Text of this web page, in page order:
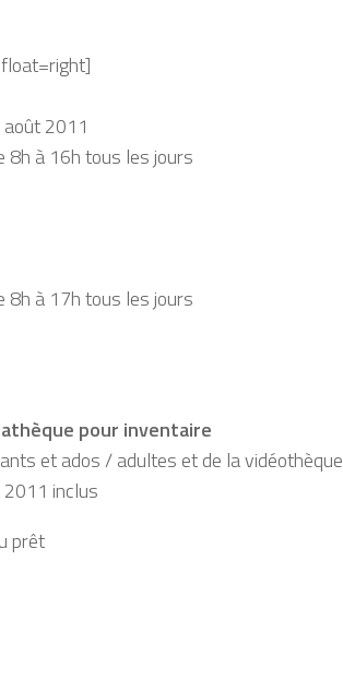
2011
8h à 16h tous les jours
8h à 17h tous les jours
pour inventaire
et ados / adultes et de la vidéothèque
2011 inclus
prêt